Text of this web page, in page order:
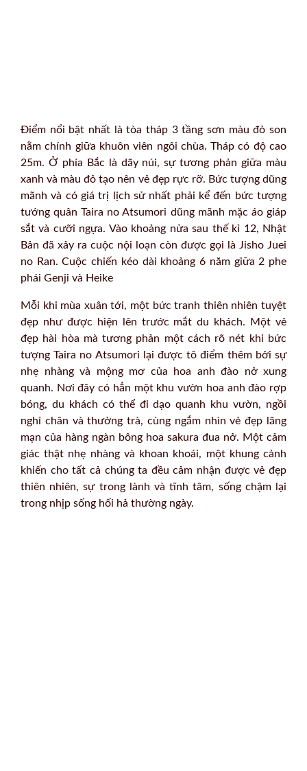
Điểm nổi bật nhất là tòa tháp 3 tầng sơn màu đỏ son
nằm chính giữa khuôn viên ngôi chùa. Tháp có độ cao
25m. Ở phía Bắc là dãy núi, sự tương phản giữa màu
xanh và màu đỏ tạo nên vẻ đẹp rực rỡ. Bức tượng dũng
mãnh và có giá trị lịch sử nhất phải kể đến bức tượng
tướng quân Taira no Atsumori dũng mãnh mặc áo giáp
sắt và cưỡi ngựa. Vào khoảng nửa sau thế kỉ 12, Nhật
Bản đã xảy ra cuộc nội loạn còn được gọi là Jisho Juei
no Ran. Cuộc chiến kéo dài khoảng 6 năm giữa 2 phe
phái Genji và Heike
Mỗi khi mùa xuân tới, một bức tranh thiên nhiên tuyệt
đẹp như được hiện lên trước mắt du khách. Một vẻ
đẹp hài hòa mà tương phản một cách rõ nét khi bức
tượng Taira no Atsumori lại được tô điểm thêm bởi sự
nhẹ nhàng và mộng mơ của hoa anh đào nở xung
quanh. Nơi đây có hẳn một khu vườn hoa anh đào rợp
bóng, du khách có thể đi dạo quanh khu vườn, ngồi
nghỉ chân và thưởng trà, cùng ngắm nhìn vẻ đẹp lãng
mạn của hàng ngàn bông hoa sakura đua nở. Một cảm
giác thật nhẹ nhàng và khoan khoái, một khung cảnh
khiến cho tất cả chúng ta đều cảm nhận được vẻ đẹp
thiên nhiên, sự trong lành và tĩnh tâm, sống chậm lại
trong nhịp sống hối hả thường ngày.